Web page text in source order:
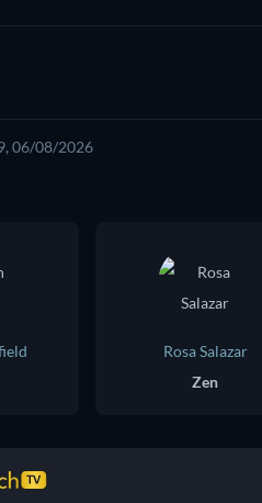
06/08/2026
Rosa Salazar
Zen